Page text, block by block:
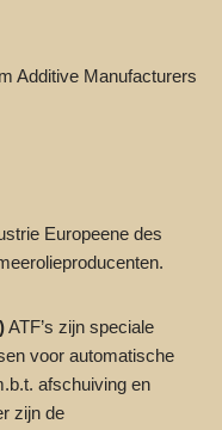
Additive Manufacturers
Europeene des
ATF’s zijn speciale
voor automatische
afschuiving en
zijn de